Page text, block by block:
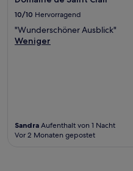
10/10 Hervorragend
"Wunderschöner Ausblick"
Weniger
Sandra Aufenthalt von 1 Nacht
Vor 2 Monaten gepostet